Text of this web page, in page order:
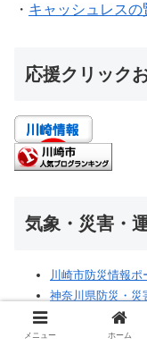
・ キャッシュレス
応援クリック
気象・災害・
川崎市防災情報ポ
神奈川県防災・災
気象庁｜台風情報
JR東日本｜運行情
メニュー ホーム